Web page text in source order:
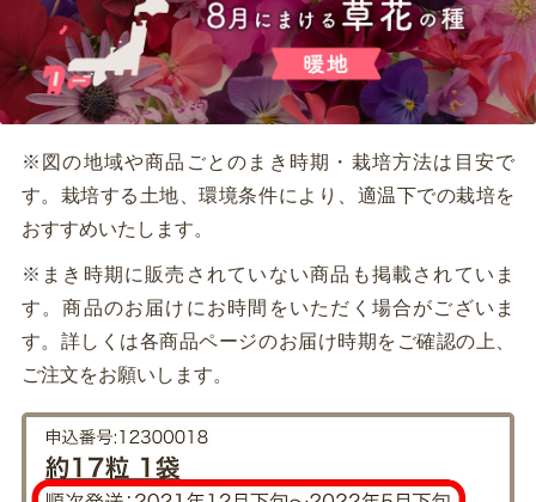
※図の地域や商品ごとのまき時期・栽培方法は目安で
す。栽培する土地、環境条件により、適温下での栽培を
おすすめいたします。
※まき時期に販売されていない商品も掲載されていま
す。商品のお届けにお時間をいただく場合がございま
す。詳しくは各商品ページのお届け時期をご確認の上、
ご注文をお願いします。